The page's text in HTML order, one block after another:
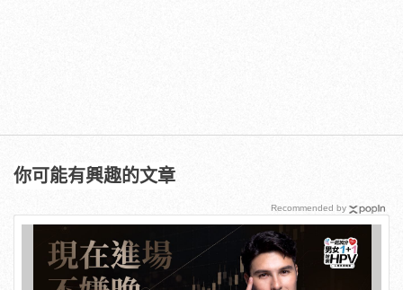
你可能有興趣的文章
Recommended by